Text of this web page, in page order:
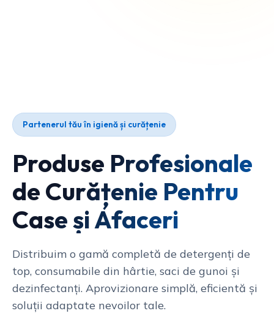
Partenerul tău în igienă și curățenie
Produse Profesionale
de Curățenie Pentru
Case și Afaceri
Distribuim o gamă completă de detergenți de
top, consumabile din hârtie, saci de gunoi și
dezinfectanți. Aprovizionare simplă, eficientă și
soluții adaptate nevoilor tale.